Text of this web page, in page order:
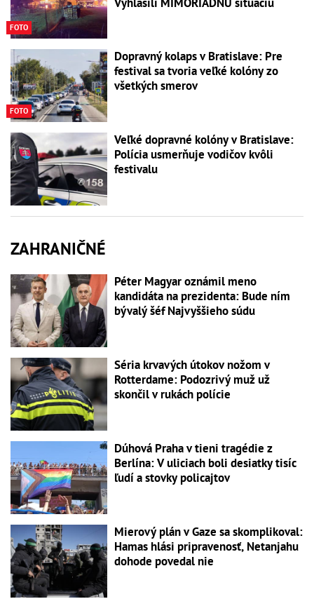
FOTO
FOTO
Dopravný kolaps v Bratislave: Pre
festival sa tvoria veľké kolóny zo
všetkých smerov
Veľké dopravné kolóny v Bratislave:
Polícia usmerňuje vodičov kvôli
festivalu
ZAHRANIČNÉ
Péter Magyar oznámil meno
kandidáta na prezidenta: Bude ním
bývalý šéf Najvyššieho súdu
Séria krvavých útokov nožom v
Rotterdame: Podozrivý muž už
skončil v rukách polície
Dúhová Praha v tieni tragédie z
Berlína: V uliciach boli desiatky tisíc
ľudí a stovky policajtov
Mierový plán v Gaze sa skomplikoval:
Hamas hlási pripravenosť, Netanjahu
dohode povedal nie